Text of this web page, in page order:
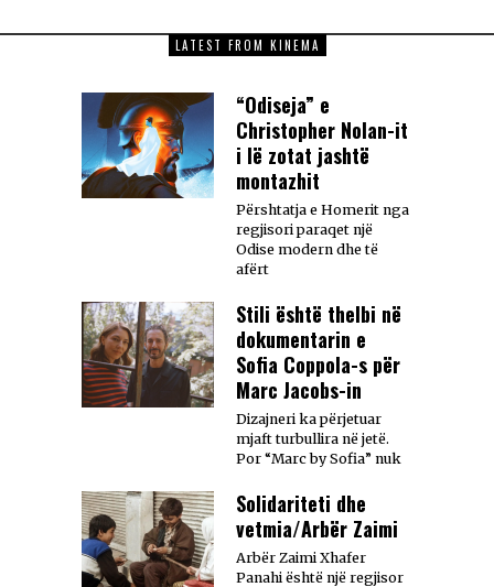
LATEST FROM KINEMA
“Odiseja” e
Christopher Nolan-it
i lë zotat jashtë
montazhit
Përshtatja e Homerit nga
regjisori paraqet një
Odise modern dhe të
afërt
Stili është thelbi në
dokumentarin e
Sofia Coppola-s për
Marc Jacobs-in
Dizajneri ka përjetuar
mjaft turbullira në jetë.
Por “Marc by Sofia” nuk
Solidariteti dhe
vetmia/Arbër Zaimi
Arbër Zaimi Xhafer
Panahi është një regjisor